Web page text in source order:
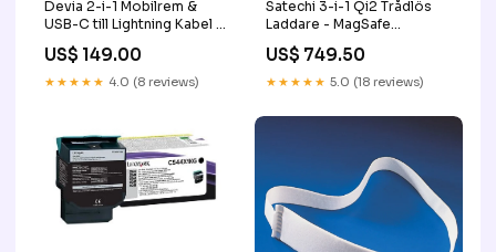
Devia 2-i-1 Mobilrem &
USB-C till Lightning Kabel -
PIM_CategoryId_2846
US$ 149.00
★★★★★ 4.0 (8 reviews)
Satechi 3-i-1 Qi2 Trådlös
Laddare - MagSafe
PIM_CategoryId_1815
US$ 749.50
★★★★★ 5.0 (18 reviews)